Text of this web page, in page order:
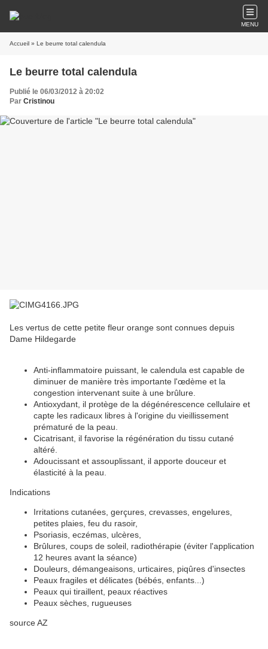
MENU
Accueil » Le beurre total calendula
Le beurre total calendula
Publié le 06/03/2012 à 20:02
Par Cristinou
Les vertus de cette petite fleur orange sont connues depuis
Dame Hildegarde
Anti-inflammatoire puissant, le calendula est capable de
diminuer de manière très importante l'œdème et la
congestion intervenant suite à une brûlure.
Antioxydant, il protège de la dégénérescence cellulaire et
capte les radicaux libres à l'origine du vieillissement
prématuré de la peau.
Cicatrisant, il favorise la régénération du tissu cutané
altéré.
Adoucissant et assouplissant, il apporte douceur et
élasticité à la peau.
Indications
Irritations cutanées, gerçures, crevasses, engelures,
petites plaies, feu du rasoir,
Psoriasis, eczémas, ulcères,
Brûlures, coups de soleil, radiothérapie (éviter l'application
12 heures avant la séance)
Douleurs, démangeaisons, urticaires, piqûres d'insectes
Peaux fragiles et délicates (bébés, enfants...)
Peaux qui tiraillent, peaux réactives
Peaux sèches, rugueuses
source AZ